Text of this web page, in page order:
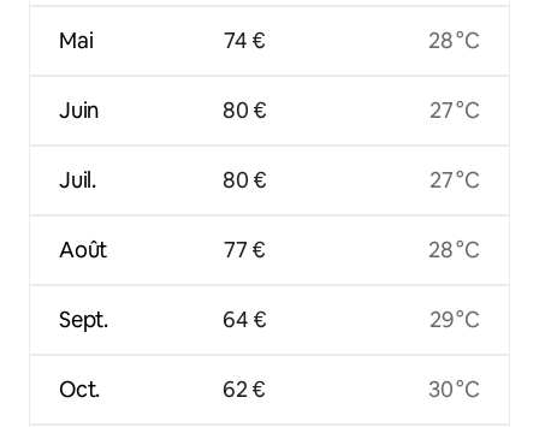
Mai
Juin
Juil.
Août
Sept.
Oct.
74 €
80 €
80 €
77 €
64 €
62 €
28 °C
27 °C
27 °C
28 °C
29 °C
30 °C